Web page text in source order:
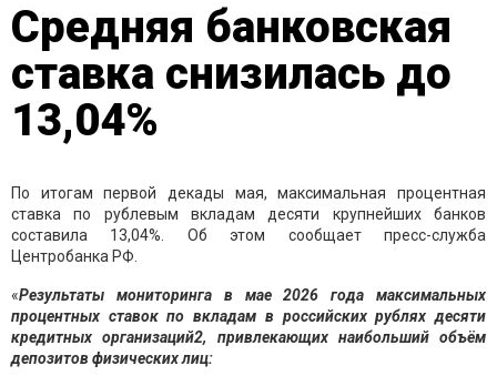
Средняя банковская
ставка снизилась до
13,04%
По итогам первой декады мая, максимальная процентная
ставка по рублевым вкладам десяти крупнейших банков
составила 13,04%. Об этом сообщает пресс-служба
Центробанка РФ.
«Результаты мониторинга в мае 2026 года максимальных
процентных ставок по вкладам в российских рублях десяти
кредитных организаций2, привлекающих наибольший объём
депозитов физических лиц: